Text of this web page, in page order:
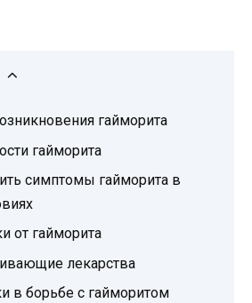
гайморита
гайморита
симптомы гайморита в
от гайморита
лекарства
в борьбе с гайморитом